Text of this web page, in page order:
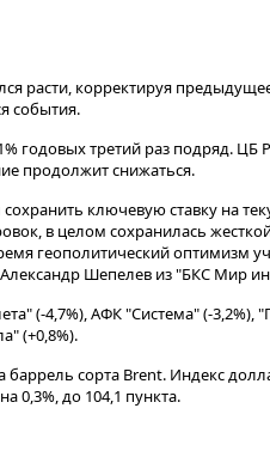
расти, корректируя
события.
годовых третий раз подряд. ЦБ
продолжит снижаться.
ключевую ставку на
в целом сохранилась
геополитический оптимизм
Шепелев из "БКС Мир
(-4,7%), АФК "Система" (-3,2%),
(+0,8%).
сорта Brent. Индекс
0,3%, до 104,1 пункта.